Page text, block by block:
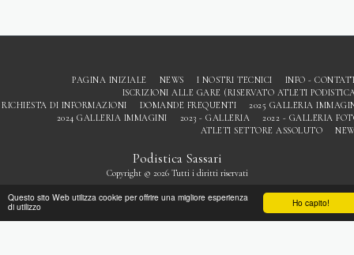
Ho capito!
Questo sito Web utilizza cookie per offrire una migliore esperienza
di utilizzo
Podistica Sassari
Copyright © 2026 Tutti i diritti riservati
PAGINA INIZIALE NEWS I NOSTRI TECNICI
INFO -
ISCRIZIONI ALLE GARE (RISERVATO ATLETI
RICHIESTA DI INFORMAZIONI
DOMANDE FREQUENTI
2025 GALLERIA
2024 GALLERIA IMMAGINI
2023 - GALLERIA
2022 - GALLERIA
ATLETI SETTORE ASSOLUTO